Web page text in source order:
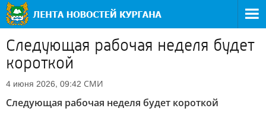
Следующая рабочая неделя будет
короткой
4 июня 2026, 09:42 СМИ
Следующая рабочая неделя будет короткой